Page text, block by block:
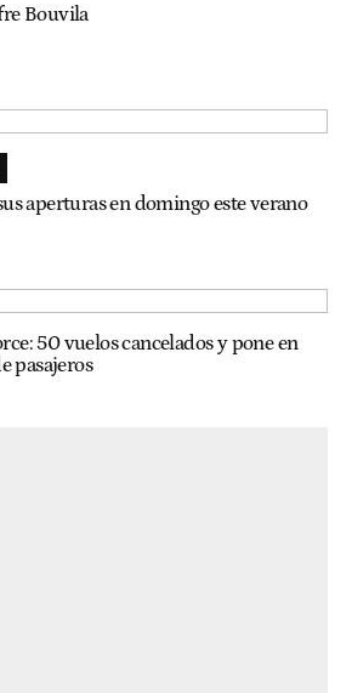
Bouvila
aperturas en domingo este verano
50 vuelos cancelados y pone en
pasajeros